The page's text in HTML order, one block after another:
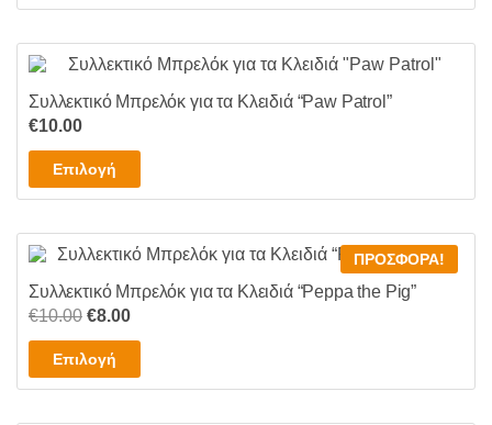
Συλλεκτικό Μπρελόκ για τα Κλειδιά “Paw Patrol”
€10.00
Επιλογή
το
πολλαπλές
παραλλαγές.
επιλογές
μπορούν
ΠΡΟΣΦΟΡΆ!
Συλλεκτικό Μπρελόκ για τα Κλειδιά “Peppa the Pig”
€10.00 Original
price
was:
€10.00.
€8.00Η
τρέχουσα
είναι:
€8.00.
Επιλογή
το